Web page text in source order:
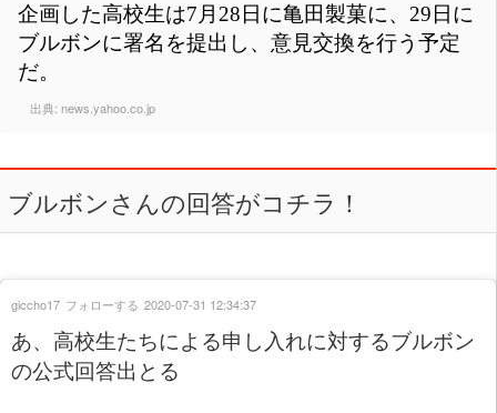
企画した高校生は7月28日に亀田製菓に、29日に
ブルボンに署名を提出し、意見交換を行う予定
だ。
出典: news.yahoo.co.jp
ブルボンさんの回答がコチラ！
あ、高校生たちによる申し入れに対するブルボン
の公式回答出とる
giccho17 フォローする 2020-07-31 12:34:37